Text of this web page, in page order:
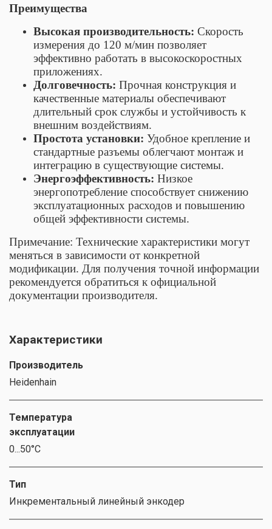
Преимущества
Высокая производительность: Скорость
измерения до 120 м/мин позволяет
эффективно работать в высокоскоростных
приложениях.
Долговечность: Прочная конструкция и
качественные материалы обеспечивают
длительный срок службы и устойчивость к
внешним воздействиям.
Простота установки: Удобное крепление и
стандартные разъемы облегчают монтаж и
интеграцию в существующие системы.
Энергоэффективность: Низкое
энергопотребление способствует снижению
эксплуатационных расходов и повышению
общей эффективности системы.
Примечание: Технические характеристики могут
меняться в зависимости от конкретной
модификации. Для получения точной информации
рекомендуется обратиться к официальной
документации производителя.
Характеристики
Производитель
Heidenhain
Температура
эксплуатации
0...50°C
Тип
Инкрементальный линейный энкодер